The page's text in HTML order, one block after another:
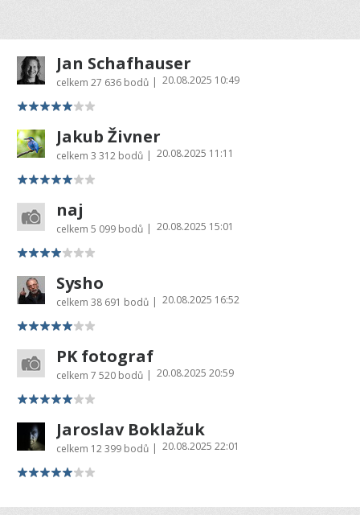
Jan Schafhauser
celkem 27 636 bodů 20.08.2025 10:49
Jakub Živner
celkem 3 312 bodů 20.08.2025 11:11
naj
celkem 5 099 bodů 20.08.2025 15:01
Sysho
celkem 38 691 bodů 20.08.2025 16:52
PK fotograf
celkem 7 520 bodů 20.08.2025 20:59
Jaroslav Boklažuk
celkem 12 399 bodů 20.08.2025 22:01